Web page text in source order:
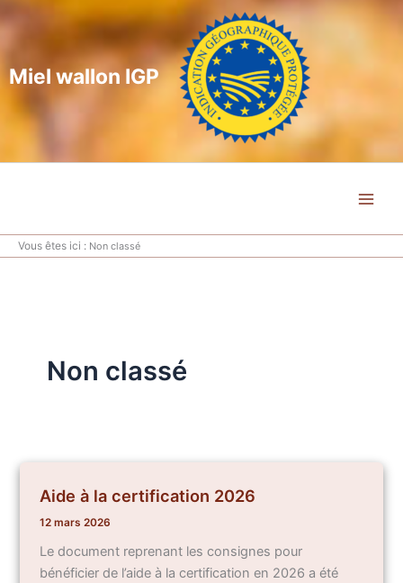
Miel wallon IGP
Vous êtes ici : Non classé
Non classé
Aide à la certification 2026
12 mars 2026
Le document reprenant les consignes pour
bénéficier de l’aide à la certification en 2026 a été